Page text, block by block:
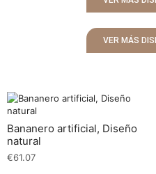
VER MÁS
Bananero artificial, Diseño
natural
€61.07